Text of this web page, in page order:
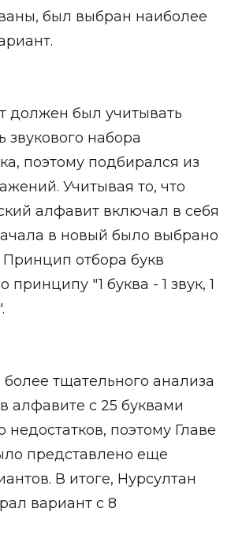
был выбран наиболее
должен был учитывать
звукового набора
поэтому подбирался из
Учитывая то, что
алфавит включал в себя
в новый было выбрано
Принцип отбора букв
принципу "1 буква - 1 звук, 1
тщательного анализа
алфавите с 25 буквами
поэтому Главе
представлено еще
В итоге, Нурсултан
вариант с 8